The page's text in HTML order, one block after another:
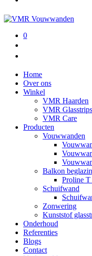
0
Home
Over ons
Winkel
VMR Haarden
VMR Glasstrips
VMR Care
Producten
Vouwwanden
Balkon
Proline
Schuifwand
Zonwering
Kunststof
Onderhoud
Referenties
Blogs
Contact